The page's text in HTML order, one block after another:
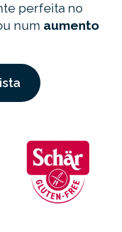
perfeita no
num aumento